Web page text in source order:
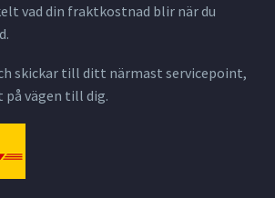
vad din fraktkostnad blir när du
skickar till ditt närmast servicepoint,
på vägen till dig.